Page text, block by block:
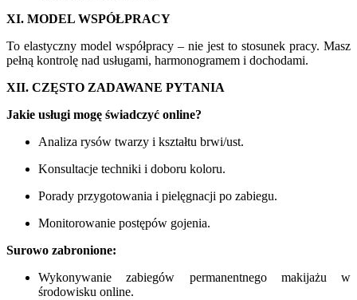
XI. MODEL WSPÓŁPRACY
To elastyczny model współpracy – nie jest to stosunek pracy. Masz
pełną kontrolę nad usługami, harmonogramem i dochodami.
XII. CZĘSTO ZADAWANE PYTANIA
Jakie usługi mogę świadczyć online?
Analiza rysów twarzy i kształtu brwi/ust.
Konsultacje techniki i doboru koloru.
Porady przygotowania i pielęgnacji po zabiegu.
Monitorowanie postępów gojenia.
Surowo zabronione:
Wykonywanie zabiegów permanentnego makijażu w
środowisku online.